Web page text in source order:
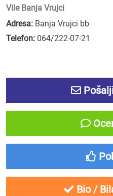
Vile Banja Vrujci
Adresa: Banja Vrujci bb
Telefon: 064/222-07-21
Bio /